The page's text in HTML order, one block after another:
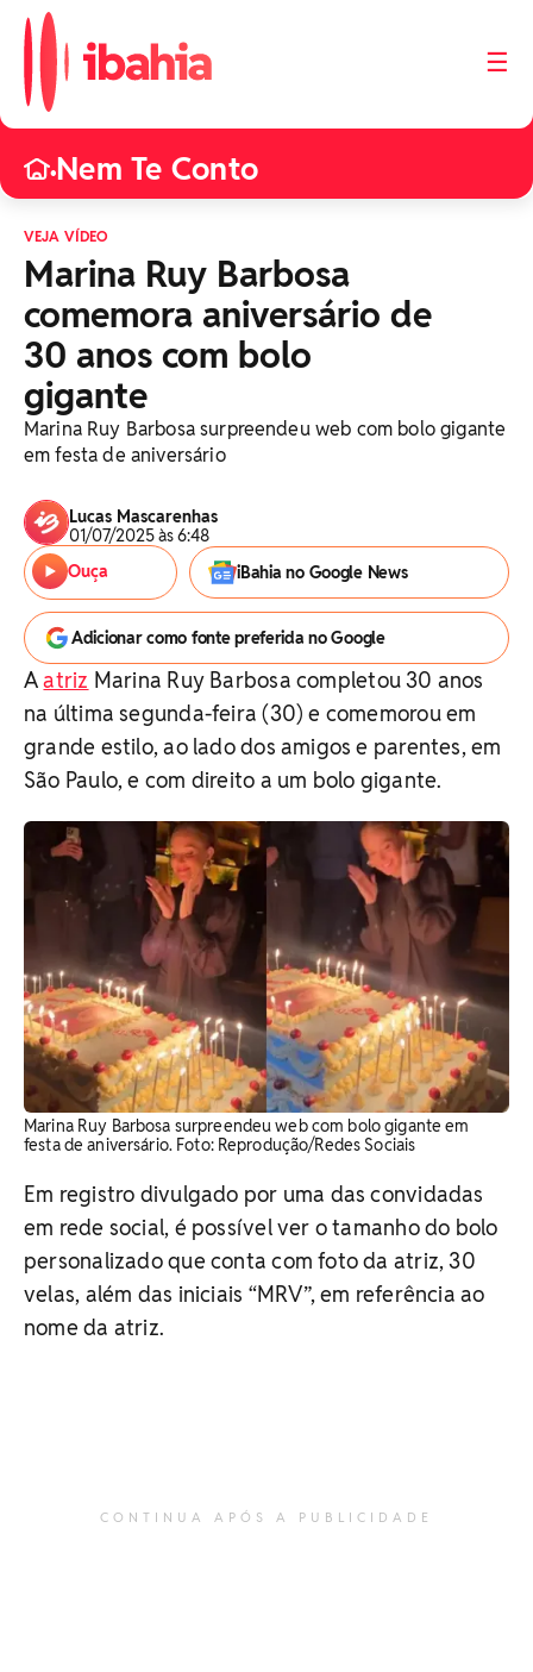
☰
•Nem Te Conto
VEJA VÍDEO
Marina Ruy Barbosa
comemora aniversário de
30 anos com bolo
gigante
Marina Ruy Barbosa surpreendeu web com bolo gigante
em festa de aniversário
Lucas Mascarenhas
01/07/2025 às 6:48
Ouça
iBahia no Google News
Adicionar como fonte preferida no Google
Aatriz Marina Ruy Barbosa completou 30 anos
na última segunda-feira (30) e comemorou em
grande estilo, ao lado dos amigos e parentes, em
São Paulo, e com direito a um bolo gigante.
Marina Ruy Barbosa surpreendeu web com bolo gigante em
festa de aniversário. Foto: Reprodução/Redes Sociais
Em registro divulgado por uma das convidadas
em rede social, é possível ver o tamanho do bolo
personalizado que conta com foto da atriz, 30
velas, além das iniciais “MRV”, em referência ao
nome da atriz.
CONTINUA APÓS A PUBLICIDADE